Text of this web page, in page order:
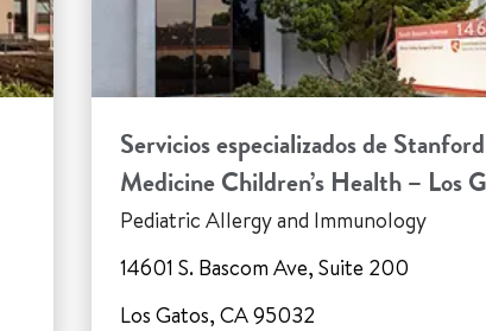
Servicios especializados de Stanford
Medicine Children’s Health – Los
Pediatric Allergy and Immunology
14601 S. Bascom Ave, Suite 200
Los Gatos, CA 95032